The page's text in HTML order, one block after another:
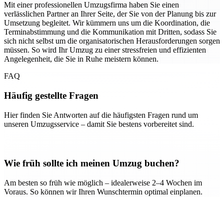
Mit einer professionellen Umzugsfirma haben Sie einen
verlässlichen Partner an Ihrer Seite, der Sie von der Planung bis zur
Umsetzung begleitet. Wir kümmern uns um die Koordination, die
Terminabstimmung und die Kommunikation mit Dritten, sodass Sie
sich nicht selbst um die organisatorischen Herausforderungen sorgen
müssen. So wird Ihr Umzug zu einer stressfreien und effizienten
Angelegenheit, die Sie in Ruhe meistern können.
FAQ
Häufig gestellte Fragen
Hier finden Sie Antworten auf die häufigsten Fragen rund um
unseren Umzugsservice – damit Sie bestens vorbereitet sind.
Wie früh sollte ich meinen Umzug buchen?
Am besten so früh wie möglich – idealerweise 2–4 Wochen im
Voraus. So können wir Ihren Wunschtermin optimal einplanen.